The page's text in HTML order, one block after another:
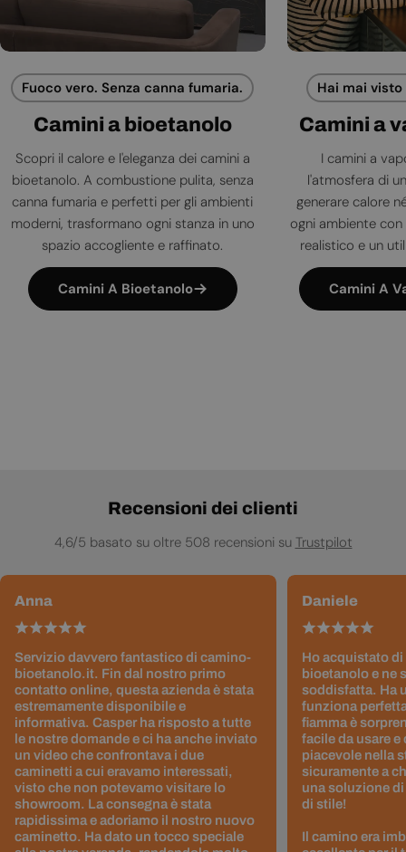
Fuoco vero. Senza canna fumaria.
Camini a bioetanolo
Scopri il calore e l'eleganza dei camini a
bioetanolo. A combustione pulita, senza
canna fumaria e perfetti per gli ambienti
moderni, trasformano ogni stanza in uno
spazio accogliente e raffinato.
Camini A Bioetanolo
Hai mai
Camini a
I camini a
l'atmosfera di
generare calore
ogni ambiente
realistico e un
Camini A
Recensioni dei clienti
4,6/5 basato su oltre 508 recensioni su Trustpilot
Anna
Servizio davvero fantastico di camino-
bioetanolo.it. Fin dal nostro primo
contatto online, questa azienda è stata
estremamente disponibile e
informativa. Casper ha risposto a tutte
le nostre domande e ci ha anche inviato
un video che confrontava i due
caminetti a cui eravamo interessati,
visto che non potevamo visitare lo
showroom. La consegna è stata
rapidissima e adoriamo il nostro nuovo
caminetto. Ha dato un tocco speciale
Daniele
Ho acquistato di
bioetanolo e ne
soddisfatta. Ha
funziona
fiamma è
facile da usare e
piacevole nella
sicuramente a
una soluzione
di stile!
Il camino era